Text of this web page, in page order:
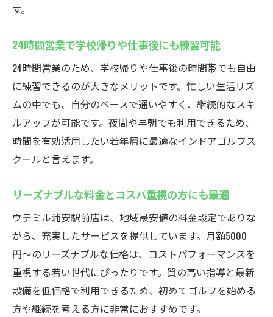
す。
24時間営業で学校帰りや仕事後にも練習可能
24時間営業のため、学校帰りや仕事後の時間帯でも自由
に練習できるのが大きなメリットです。忙しい生活リズ
ムの中でも、自分のペースで通いやすく、継続的なスキ
ルアップが可能です。夜間や早朝でも利用できるため、
時間を有効活用したい若年層に最適なインドアゴルフス
クールと言えます。
リーズナブルな料金とコスパ重視の方にも最適
ウテミル浦安駅前店は、地域最安値の料金設定でありな
がら、充実したサービスを提供しています。月額5000
円〜のリーズナブルな価格は、コストパフォーマンスを
重視する若い世代にぴったりです。質の高い指導と最新
設備を低価格で利用できるため、初めてゴルフを始める
方や継続を考える方に非常におすすめです。